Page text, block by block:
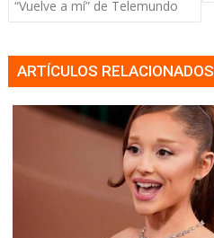
entradas
“Vuelve a mí” de Telemundo
ARTÍCULOS RELACIONADOS